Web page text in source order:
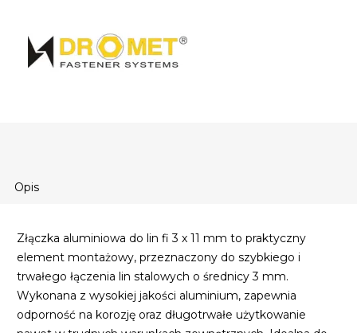
Opis
Złączka aluminiowa do lin fi 3 x 11 mm to praktyczny
element montażowy, przeznaczony do szybkiego i
trwałego łączenia lin stalowych o średnicy 3 mm.
Wykonana z wysokiej jakości aluminium, zapewnia
odporność na korozję oraz długotrwałe użytkowanie